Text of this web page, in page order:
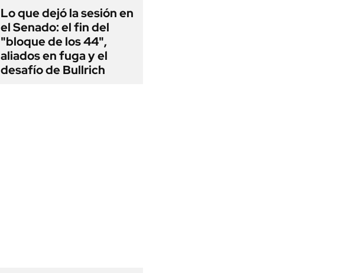
Lo que dejó la sesión en
el Senado: el fin del
"bloque de los 44",
aliados en fuga y el
desafío de Bullrich